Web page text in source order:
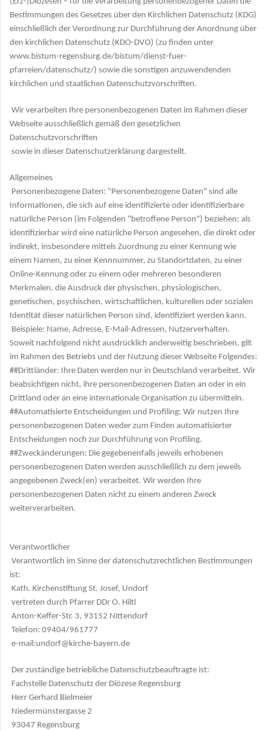
Bestimmungen des Gesetzes über den Kirchlichen Datenschutz (KDG)
einschließlich der Verordnung zur Durchführung der Anordnung über
den kirchlichen Datenschutz (KDO-DVO) (zu finden unter
www.bistum-regensburg.de/bistum/dienst-fuer-
pfarreien/datenschutz/) sowie die sonstigen anzuwendenden
kirchlichen und staatlichen Datenschutzvorschriften.
Wir verarbeiten Ihre personenbezogenen Daten im Rahmen dieser
Webseite ausschließlich gemäß den gesetzlichen
Datenschutzvorschriften
sowie in dieser Datenschutzerklärung dargestellt.
Allgemeines
Personenbezogene Daten: "Personenbezogene Daten" sind alle
Informationen, die sich auf eine identifizierte oder identifizierbare
natürliche Person (im Folgenden "betroffene Person") beziehen; als
identifizierbar wird eine natürliche Person angesehen, die direkt oder
indirekt, insbesondere mittels Zuordnung zu einer Kennung wie
einem Namen, zu einer Kennnummer, zu Standortdaten, zu einer
Online-Kennung oder zu einem oder mehreren besonderen
Merkmalen, die Ausdruck der physischen, physiologischen,
genetischen, psychischen, wirtschaftlichen, kulturellen oder sozialen
Identität dieser natürlichen Person sind, identifiziert werden kann.
Beispiele: Name, Adresse, E-Mail-Adressen, Nutzerverhalten.
Soweit nachfolgend nicht ausdrücklich anderweitig beschrieben, gilt
im Rahmen des Betriebs und der Nutzung dieser Webseite Folgendes:
##Drittländer: Ihre Daten werden nur in Deutschland verarbeitet. Wir
beabsichtigen nicht, ihre personenbezogenen Daten an oder in ein
Drittland oder an eine internationale Organisation zu übermitteln.
##Automatisierte Entscheidungen und Profiling: Wir nutzen Ihre
personenbezogenen Daten weder zum Finden automatisierter
Entscheidungen noch zur Durchführung von Profiling.
##Zweckänderungen: Die gegebenenfalls jeweils erhobenen
personenbezogenen Daten werden ausschließlich zu dem jeweils
angegebenen Zweck(en) verarbeitet. Wir werden Ihre
personenbezogenen Daten nicht zu einem anderen Zweck
weiterverarbeiten.
Verantwortlicher
Verantwortlich im Sinne der datenschutzrechtlichen Bestimmungen
ist:
Kath. Kirchenstiftung St. Josef, Undorf
vertreten durch Pfarrer DDr O. Hiltl
Anton-Keffer-Str. 3, 93152 Nittendorf
Telefon: 09404/961777
e-mail:undorf@kirche-bayern.de
Der zuständige betriebliche Datenschutzbeauftragte ist:
Fachstelle Datenschutz der Diözese Regensburg
Herr Gerhard Bielmeier
Niedermünstergasse 2
93047 Regensburg